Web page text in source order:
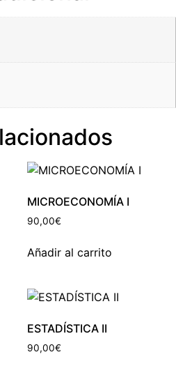
MICROECONOMÍA I
90,00€
Añadir al carrito
ESTADÍSTICA II
90,00€